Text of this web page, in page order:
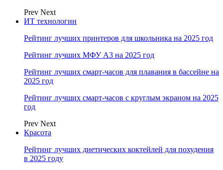
Prev Next
ИТ технологии
Рейтинг лучших принтеров для школьника на 2025 год
Рейтинг лучших МФУ А3 на 2025 год
Рейтинг лучших смарт-часов для плавания в бассейне на
2025 год
Рейтинг лучших смарт-часов с круглым экраном на 2025
год
Prev Next
Красота
Рейтинг лучших диетических коктейлей для похудения
в 2025 году